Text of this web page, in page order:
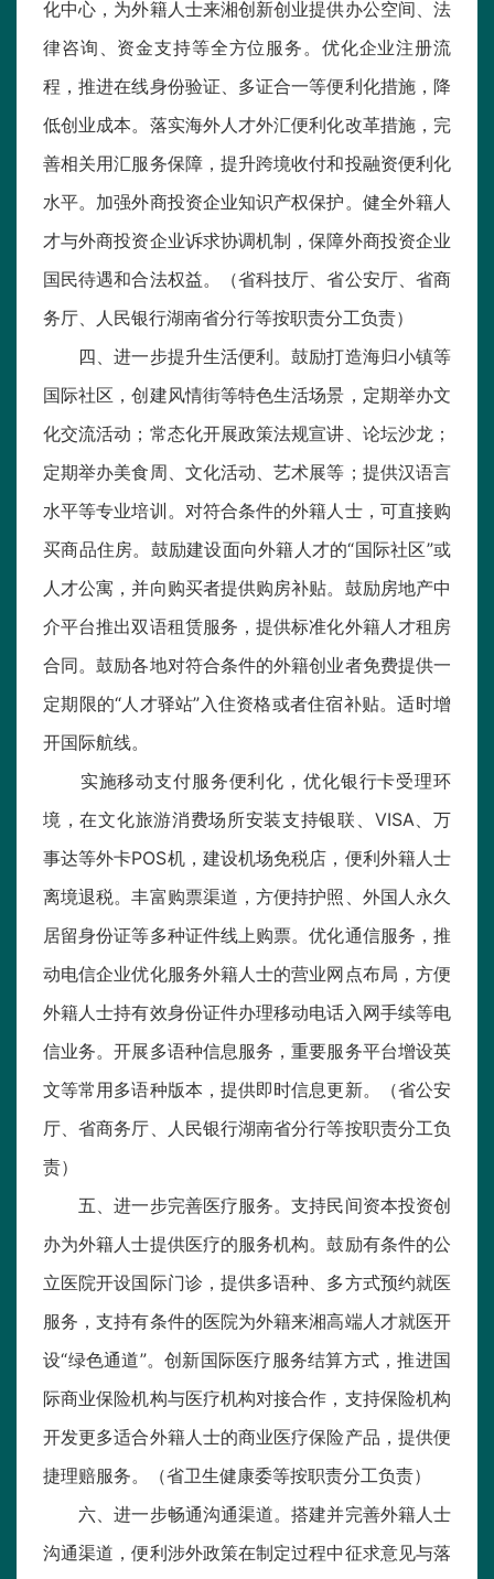
化中心，为外籍人士来湘创新创业提供办公空间、法
律咨询、资金支持等全方位服务。优化企业注册流
程，推进在线身份验证、多证合一等便利化措施，降
低创业成本。落实海外人才外汇便利化改革措施，完
善相关用汇服务保障，提升跨境收付和投融资便利化
水平。加强外商投资企业知识产权保护。健全外籍人
才与外商投资企业诉求协调机制，保障外商投资企业
国民待遇和合法权益。（省科技厅、省公安厅、省商
务厅、人民银行湖南省分行等按职责分工负责）
四、进一步提升生活便利。鼓励打造海归小镇等
国际社区，创建风情街等特色生活场景，定期举办文
化交流活动；常态化开展政策法规宣讲、论坛沙龙；
定期举办美食周、文化活动、艺术展等；提供汉语言
水平等专业培训。对符合条件的外籍人士，可直接购
买商品住房。鼓励建设面向外籍人才的“国际社区”或
人才公寓，并向购买者提供购房补贴。鼓励房地产中
介平台推出双语租赁服务，提供标准化外籍人才租房
合同。鼓励各地对符合条件的外籍创业者免费提供一
定期限的“人才驿站”入住资格或者住宿补贴。适时增
开国际航线。
实施移动支付服务便利化，优化银行卡受理环
境，在文化旅游消费场所安装支持银联、VISA、万
事达等外卡POS机，建设机场免税店，便利外籍人士
离境退税。丰富购票渠道，方便持护照、外国人永久
居留身份证等多种证件线上购票。优化通信服务，推
动电信企业优化服务外籍人士的营业网点布局，方便
外籍人士持有效身份证件办理移动电话入网手续等电
信业务。开展多语种信息服务，重要服务平台增设英
文等常用多语种版本，提供即时信息更新。（省公安
厅、省商务厅、人民银行湖南省分行等按职责分工负
责）
五、进一步完善医疗服务。支持民间资本投资创
办为外籍人士提供医疗的服务机构。鼓励有条件的公
立医院开设国际门诊，提供多语种、多方式预约就医
服务，支持有条件的医院为外籍来湘高端人才就医开
设“绿色通道”。创新国际医疗服务结算方式，推进国
际商业保险机构与医疗机构对接合作，支持保险机构
开发更多适合外籍人士的商业医疗保险产品，提供便
捷理赔服务。（省卫生健康委等按职责分工负责）
六、进一步畅通沟通渠道。搭建并完善外籍人士
沟通渠道，便利涉外政策在制定过程中征求意见与落